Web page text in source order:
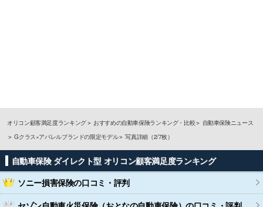
オリコン顧客満足度ランキング おすすめの自動車保険ランキング・比較
自動車保険ニュース
Gクラス×アパレルブランドの限定モデル
写真詳細（2/7枚）
自動車保険 ダイレクト型 オリコン顧客満足度ランキング
ソニー損害保険の口コミ・評判